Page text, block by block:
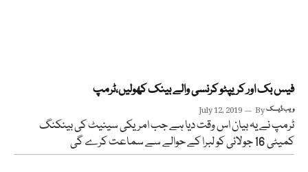
فیس بک اور کریپٹو کرنسی والے بینک کھولیں،ٹرمپ
July 12, 2019 Byویب ڈیسک
ٹرمپ نے یہ بیان اس وقت دیا ہے جب امریکی سینیٹ کی بینکنگ
کمیٹی 16 جولائی کو لبرا کے حوالے سے سماعت کرے گی